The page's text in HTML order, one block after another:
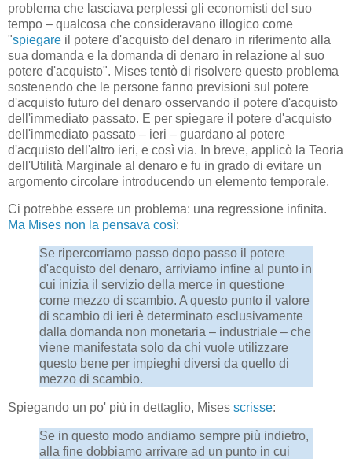
problema che lasciava perplessi gli economisti del suo
tempo – qualcosa che consideravano illogico come
"spiegare il potere d'acquisto del denaro in riferimento alla
sua domanda e la domanda di denaro in relazione al suo
potere d'acquisto". Mises tentò di risolvere questo problema
sostenendo che le persone fanno previsioni sul potere
d'acquisto futuro del denaro osservando il potere d'acquisto
dell'immediato passato. E per spiegare il potere d'acquisto
dell'immediato passato – ieri – guardano al potere
d'acquisto dell'altro ieri, e così via. In breve, applicò la Teoria
dell'Utilità Marginale al denaro e fu in grado di evitare un
argomento circolare introducendo un elemento temporale.
Ci potrebbe essere un problema: una regressione infinita.
Ma Mises non la pensava così:
Se ripercorriamo passo dopo passo il potere
d'acquisto del denaro, arriviamo infine al punto in
cui inizia il servizio della merce in questione
come mezzo di scambio. A questo punto il valore
di scambio di ieri è determinato esclusivamente
dalla domanda non monetaria – industriale – che
viene manifestata solo da chi vuole utilizzare
questo bene per impieghi diversi da quello di
mezzo di scambio.
Spiegando un po' più in dettaglio, Mises scrisse:
Se in questo modo andiamo sempre più indietro,
alla fine dobbiamo arrivare ad un punto in cui